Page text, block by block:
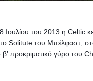
Ιουλίου του 2013 η Celtic
Solitute του Μπέλφαστ,
προκριματικό γύρο του